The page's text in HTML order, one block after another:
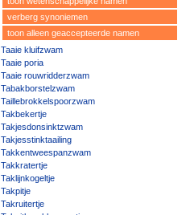
verberg synoniemen
toon alleen geaccepteerde namen
Taaie kluifzwam
Taaie poria
Taaie rouwridderzwam
Tabakborstelzwam
Taillebrokkelspoorzwam
Takbekertje
Takjesdonsinktzwam
Takjesstinktaailing
Takkentweespanzwam
Takkratertje
Taklijnkogeltje
Takpitje
Takruitertje